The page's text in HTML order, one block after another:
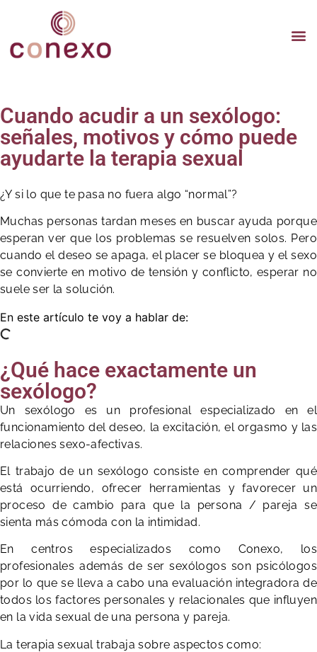
Cuando acudir a un sexólogo:
señales, motivos y cómo puede
ayudarte la terapia sexual
¿Y si lo que te pasa no fuera algo “normal”?
Muchas personas tardan meses en buscar ayuda porque
esperan ver que los problemas se resuelven solos. Pero
cuando el deseo se apaga, el placer se bloquea y el sexo
se convierte en motivo de tensión y conflicto, esperar no
suele ser la solución.
En este artículo te voy a hablar de:
¿Qué hace exactamente un
sexólogo?
Un sexólogo es un profesional especializado en el
funcionamiento del deseo, la excitación, el orgasmo y las
relaciones sexo-afectivas.
El trabajo de un sexólogo consiste en comprender qué
está ocurriendo, ofrecer herramientas y favorecer un
proceso de cambio para que la persona / pareja se
sienta más cómoda con la intimidad.
En centros especializados como Conexo, los
profesionales además de ser sexólogos son psicólogos
por lo que se lleva a cabo una evaluación integradora de
todos los factores personales y relacionales que influyen
en la vida sexual de una persona y pareja.
La terapia sexual trabaja sobre aspectos como: